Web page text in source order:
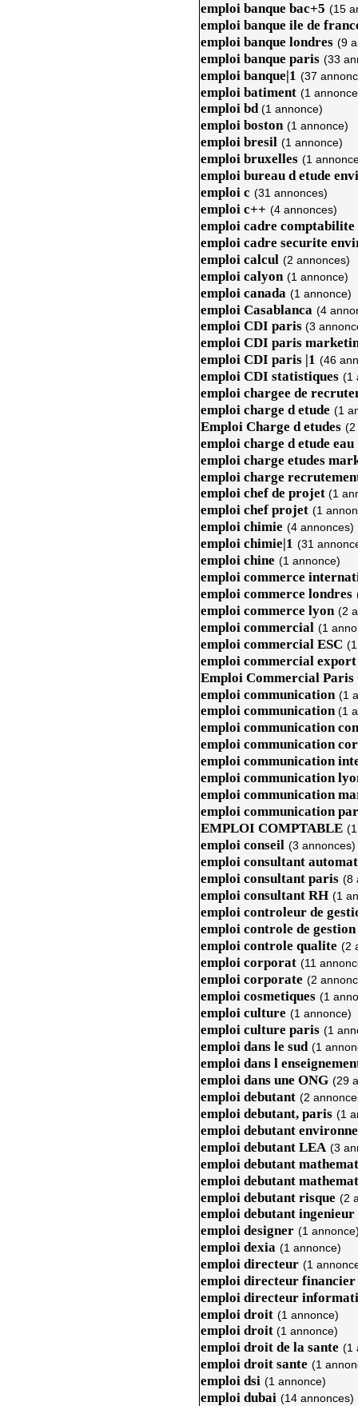
emploi banque bac+5 (15
emploi banque ile de
emploi banque londres (9
emploi banque paris (33
emploi banque|1 (37
emploi batiment (1
emploi bd(1 annonce)
emploi boston (1 annonce)
emploi bresil (1 annonce)
emploi bruxelles (1
emploi bureau d etude
emploi c (31 annonces)
emploi c++ (4 annonces)
emploi cadre comptabilite
emploi cadre securite
emploi calcul (2 annonces)
emploi calyon (1 annonce)
emploi canada (1 annonce)
emploi Casablanca (4
emploi CDI paris (3
emploi CDI paris
emploi CDI paris |1 (46
emploi CDI statistiques (1
emploi chargee de
emploi charge d etude (1
Emploi Charge d etudes (2
emploi charge d etude eau
emploi charge etudes
emploi charge
emploi chef de projet (1
emploi chef projet (1
emploi chimie (4 annonces)
emploi chimie|1 (31
emploi chine (1 annonce)
emploi commerce
emploi commerce londres
emploi commerce lyon (2
emploi commercial (1
emploi commercial ESC
emploi commercial export
Emploi Commercial Paris
emploi communication (1
emploi communication(1
emploi communication
emploi communication
emploi communication
emploi communication
emploi communication
emploi communication
EMPLOI COMPTABLE
emploi conseil (3 annonces)
emploi consultant
emploi consultant paris (8
emploi consultant RH (1
emploi controleur de
emploi controle de
emploi controle qualite (2
emploi corporat (11
emploi corporate (2
emploi cosmetiques (1
emploi culture (1 annonce)
emploi culture paris (1
emploi dans le sud (1
emploi dans l
emploi dans une ONG (29
emploi debutant (2
emploi debutant, paris (1
emploi debutant
emploi debutant LEA (3
emploi debutant
emploi debutant
emploi debutant risque (2
emploi debutant ingenieur
emploi designer (1
emploi dexia (1 annonce)
emploi directeur (1
emploi directeur financier
emploi directeur
emploi droit (1 annonce)
emploi droit (1 annonce)
emploi droit de la sante (1
emploi droit sante (1
emploi dsi (1 annonce)
emploi dubai (14 annonces)